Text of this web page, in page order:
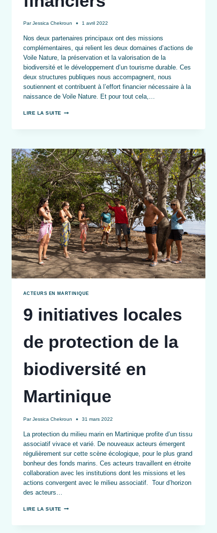
Par Jessica Chekroun 1 avril 2022
Nos deux partenaires principaux ont des missions
complémentaires, qui relient les deux domaines d’actions de
Voile Nature, la préservation et la valorisation de la
biodiversité et le développement d’un tourisme durable. Ces
deux structures publiques nous accompagnent, nous
soutiennent et contribuent à l’effort financier nécessaire à la
naissance de Voile Nature. Et pour tout cela,…
LIRE LA SUITE NOS
ACTEURS EN MARTINIQUE
9 initiatives locales
de protection de la
biodiversité en
Martinique
Par Jessica Chekroun 31 mars 2022
La protection du milieu marin en Martinique profite d’un tissu
associatif vivace et varié. De nouveaux acteurs émergent
régulièrement sur cette scène écologique, pour le plus grand
bonheur des fonds marins. Ces acteurs travaillent en étroite
collaboration avec les institutions dont les missions et les
actions convergent avec le milieu associatif. Tour d’horizon
des acteurs…
LIRE LA SUITE